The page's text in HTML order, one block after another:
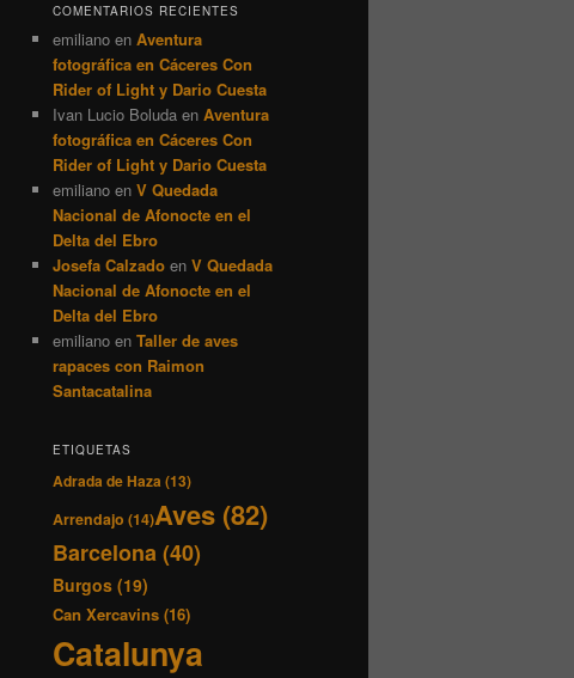
COMENTARIOS RECIENTES
emiliano en Aventura
fotográfica en Cáceres Con
Rider of Light y Dario Cuesta
Ivan Lucio Boluda en Aventura
fotográfica en Cáceres Con
Rider of Light y Dario Cuesta
emiliano en V Quedada
Nacional de Afonocte en el
Delta del Ebro
Josefa Calzado en V Quedada
Nacional de Afonocte en el
Delta del Ebro
emiliano en Taller de aves
rapaces con Raimon
Santacatalina
ETIQUETAS
Adrada de Haza (13)
Arrendajo (14)Aves (82)
Barcelona(40)
Burgos (19)
Can Xercavins (16)
Catalunya